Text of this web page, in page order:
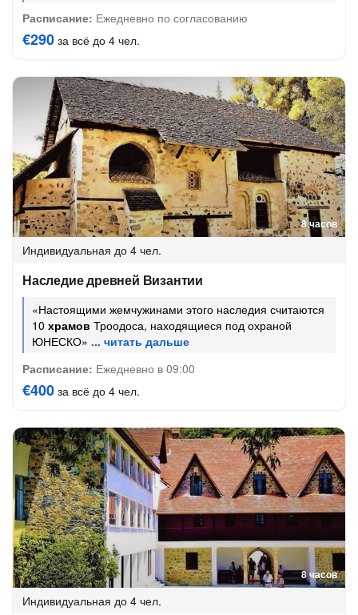
Расписание: Ежедневно по согласованию
€290 за всё до 4 чел.
8 часов
Индивидуальная до 4 чел.
Наследие древней Византии
«Настоящими жемчужинами этого наследия считаются
10 храмов Троодоса, находящиеся под охраной
ЮНЕСКО»
Расписание: Ежедневно в 09:00
€400 за всё до 4 чел.
8 часов
Индивидуальная до 4 чел.